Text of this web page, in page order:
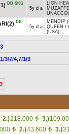
DB SKG
5y d a
LION
DB
5y d a
MENDIP
QUEEN /
(USA)
3
1/3/7/4,7/1/3
2.)218.000 t 3.)
t 2.)43.600 t 3.)